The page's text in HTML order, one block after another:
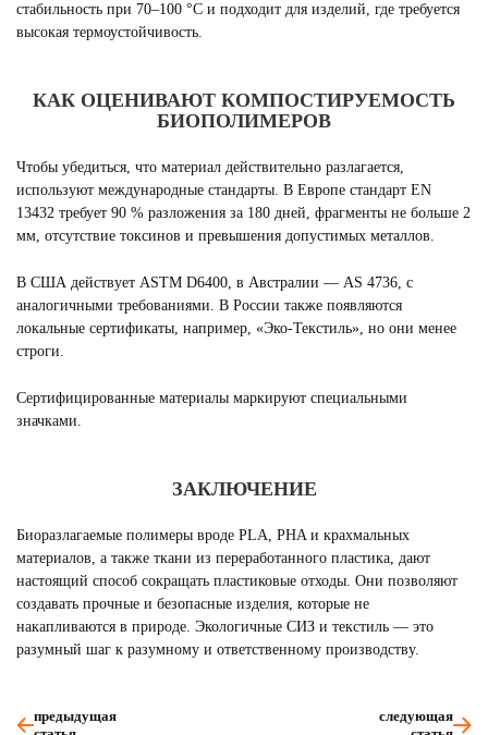
стабильность при 70–100 °C и подходит для изделий, где требуется
высокая термоустойчивость.
КАК ОЦЕНИВАЮТ КОМПОСТИРУЕМОСТЬ
БИОПОЛИМЕРОВ
Чтобы убедиться, что материал действительно разлагается,
используют международные стандарты. В Европе стандарт EN
13432 требует 90 % разложения за 180 дней, фрагменты не больше 2
мм, отсутствие токсинов и превышения допустимых металлов.
В США действует ASTM D6400, в Австралии — AS 4736, с
аналогичными требованиями. В России также появляются
локальные сертификаты, например, «Эко-Текстиль», но они менее
строги.
Сертифицированные материалы маркируют специальными
значками.
ЗАКЛЮЧЕНИЕ
Биоразлагаемые полимеры вроде PLA, PHA и крахмальных
материалов, а также ткани из переработанного пластика, дают
настоящий способ сокращать пластиковые отходы. Они позволяют
создавать прочные и безопасные изделия, которые не
накапливаются в природе. Экологичные СИЗ и текстиль — это
разумный шаг к разумному и ответственному производству.
предыдущая
следующая